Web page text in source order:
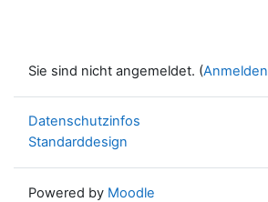
Sie sind nicht angemeldet. (Anmelden
Datenschutzinfos
Standarddesign
Powered by Moodle